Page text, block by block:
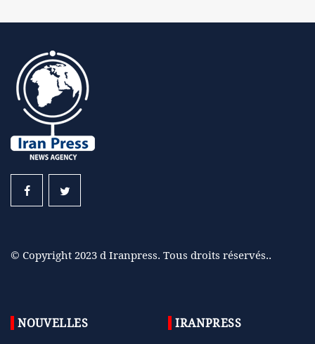
© Copyright 2023 d Iranpress. Tous droits réservés..
NOUVELLES IRANPRESS